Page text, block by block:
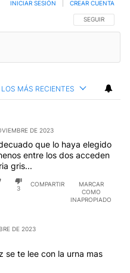
SIGA ESTA
SEGUIR
INICIAR SESIÓN CREAR CUENTA
LOS MÁS RECIENTES
DE 2023
que lo haya elegido
entre los dos acceden
gris...
3
COMPARTIR
MARCAR
COMO
INAPROPIADO
DE 2023
se te lee con la urna mas